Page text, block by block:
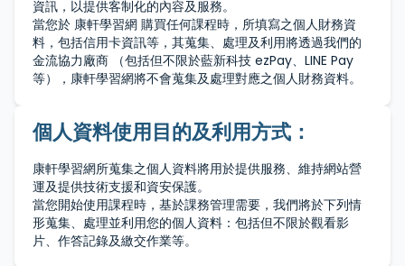
資訊，以提供客制化的內容及服務。
當您於 康軒學習網 購買任何課程時，所填寫之個人財務資
料，包括信用卡資訊等，其蒐集、處理及利用將透過我們的
金流協力廠商 （包括但不限於藍新科技 ezPay、LINE Pay
等），康軒學習網將不會蒐集及處理對應之個人財務資料。
個人資料使用目的及利用方式：
康軒學習網所蒐集之個人資料將用於提供服務、維持網站營
運及提供技術支援和資安保護。
當您開始使用課程時，基於課務管理需要，我們將於下列情
形蒐集、處理並利用您的個人資料：包括但不限於觀看影
片、作答記錄及繳交作業等。